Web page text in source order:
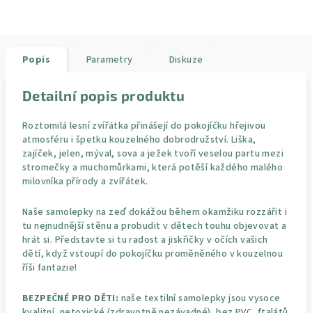
Popis Parametry Diskuze
Detailní popis produktu
Roztomilá lesní zvířátka přinášejí do pokojíčku hřejivou
atmosféru i špetku kouzelného dobrodružství. Liška,
zajíček, jelen, mýval, sova a ježek tvoří veselou partu mezi
stromečky a muchomůrkami, která potěší každého malého
milovníka přírody a zvířátek.
Naše samolepky na zeď dokážou během okamžiku rozzářit i
tu nejnudnější stěnu a probudit v dětech touhu objevovat a
hrát si. Představte si tu radost a jiskřičky v očích vašich
dětí, když vstoupí do pokojíčku proměněného v kouzelnou
říši fantazie!
BEZPEČNÉ PRO DĚTI: naše textilní samolepky jsou vysoce